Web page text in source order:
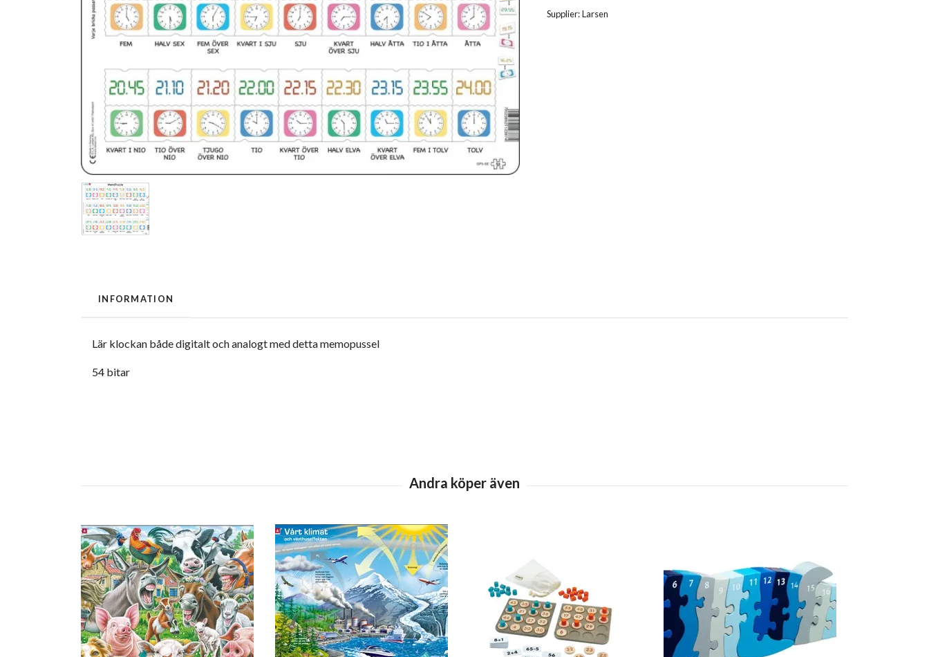
Supplier:Larsen
INFORMATION
Lär klockan både digitalt och analogt med detta memopussel
54 bitar